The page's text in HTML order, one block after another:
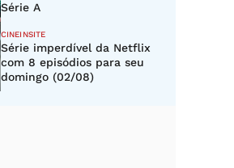
Série A
CINEINSITE
Série imperdível da Netflix
com 8 episódios para seu
domingo (02/08)